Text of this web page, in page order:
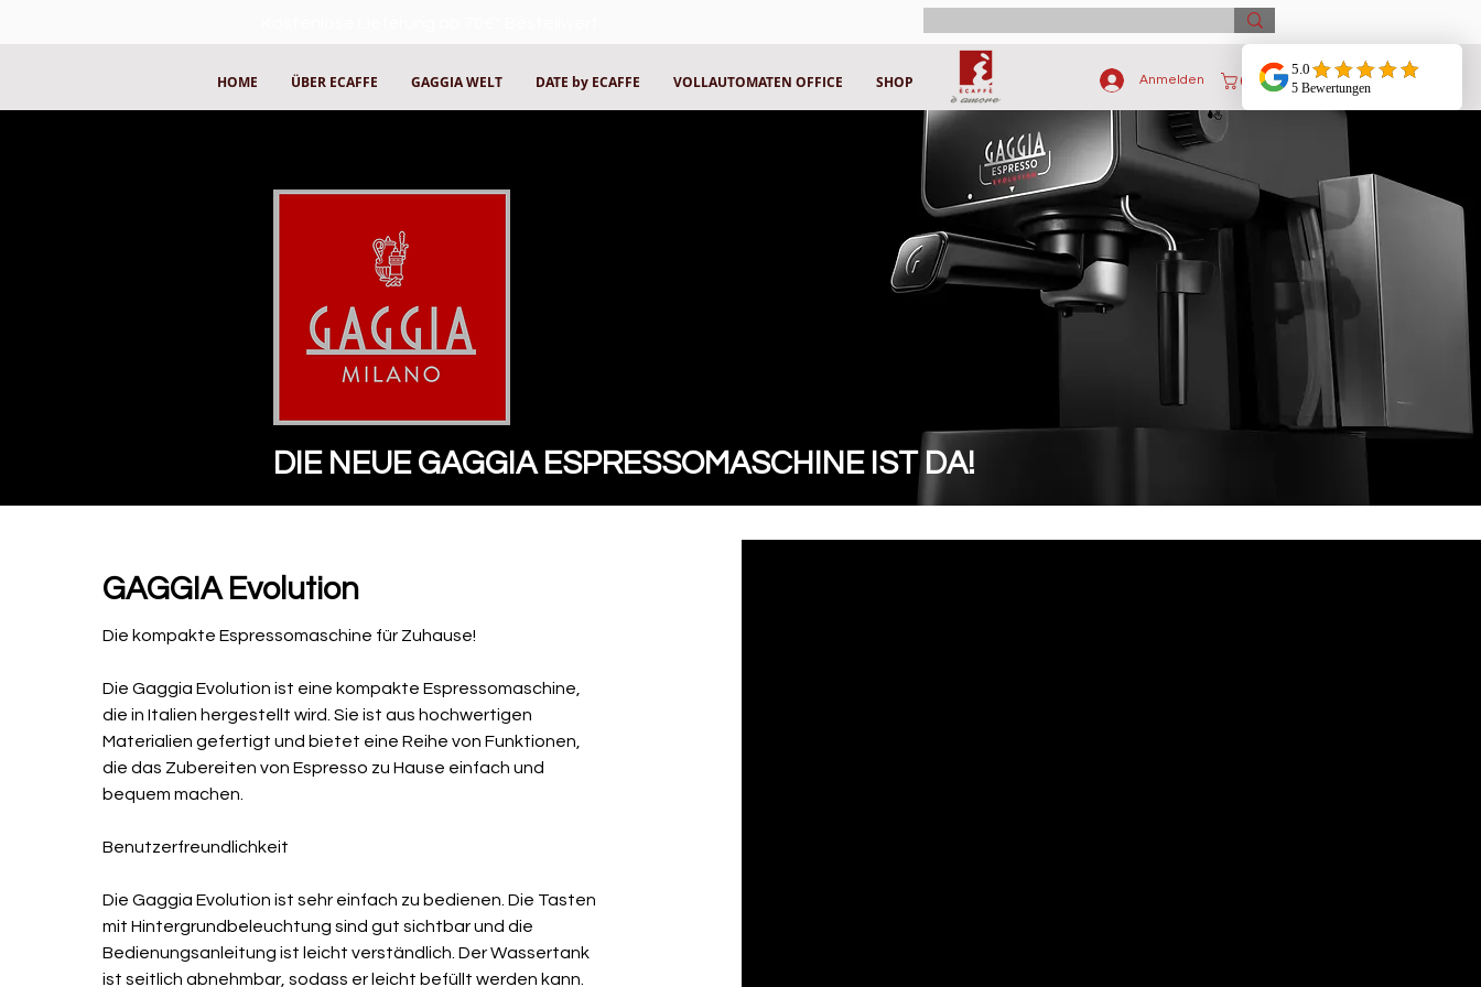
HOME ÜBER ECAFFE GAGGIA WELT DATE by ECAFFE VOLLAUTOMATEN OFFICE SHOP Anmelden
DIE NEUE GAGGIA ESPRESSOMASCHINE IST DA!
GAGGIA Evolution
​Die kompakte Espressomaschine für Zuhause!
Die Gaggia Evolution ist eine kompakte Espressomaschine,
die in Italien hergestellt wird. Sie ist aus hochwertigen
Materialien gefertigt und bietet eine Reihe von Funktionen,
die das Zubereiten von Espresso zu Hause einfach und
bequem machen.
Benutzerfreundlichkeit
Die Gaggia Evolution ist sehr einfach zu bedienen. Die Tasten
mit Hintergrundbeleuchtung sind gut sichtbar und die
Bedienungsanleitung ist leicht verständlich. Der Wassertank
ist seitlich abnehmbar, sodass er leicht befüllt werden kann.